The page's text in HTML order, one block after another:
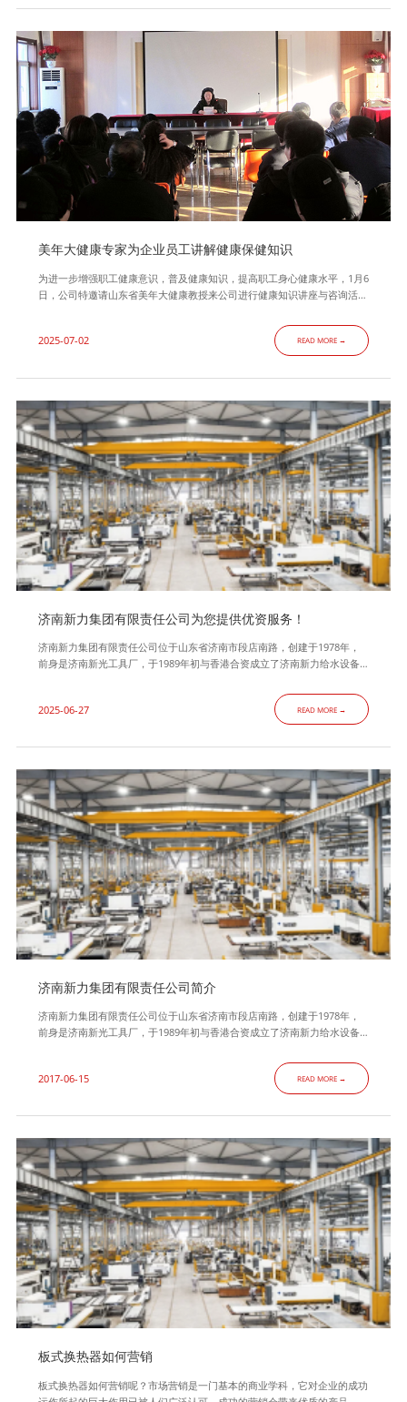
美年大健康专家为企业员工讲解健康保健知识
为进一步增强职工健康意识，普及健康知识，提高职工身心健康水平，1月6
日，公司特邀请山东省美年大健康教授来公司进行健康知识讲座与咨询活动
限酒、保证适量运动、拥有健康心理、防范职业病等内容，结合具体事例，
为员工深入浅出的讲解了日常保健知识。整个培训的内容具有理论性、实践
性、适用性和可操作性，对员工健康保健起到了积极的指导作用。举办健康
知
2025-07-02 READ MORE →
济南新力集团有限责任公司为您提供优资服务！
济南新力集团有限责任公司位于山东省济南市段店南路，创建于1978年，
前身是济南新光工具厂，于1989年初与香港合资成立了济南新力给水设备
有限责任公司,是一家综合性的集科研、设计、加工、安装、调试于一体的
大型专业换热器、压力容器制造企业，主营业务为D1、D2级压力容器、换
2025-06-27 READ MORE →
济南新力集团有限责任公司简介
济南新力集团有限责任公司位于山东省济南市段店南路，创建于1978年，
前身是济南新光工具厂，于1989年初与香港合资成立了济南新力给水设备
科研、设计、加工、安装、调试于一体的大型专业换热器、压力容器制造企
业，主营业务为D1、D2级压力容器、换热器、智能换热机组、水处理设
备、供水设备、石化、电力设备的设计、制造、销售等服务。 济南
2017-06-15 READ MORE →
板式换热器如何营销
板式换热器如何营销呢？市场营销是一门基本的商业学科，它对企业的成功